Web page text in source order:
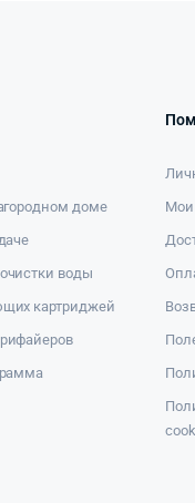
доме
воды
картриджей
Мои